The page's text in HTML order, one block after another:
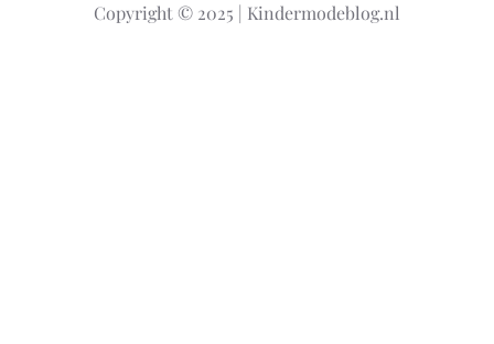
e
Copyright © 2025 | Kindermodeblog.nl